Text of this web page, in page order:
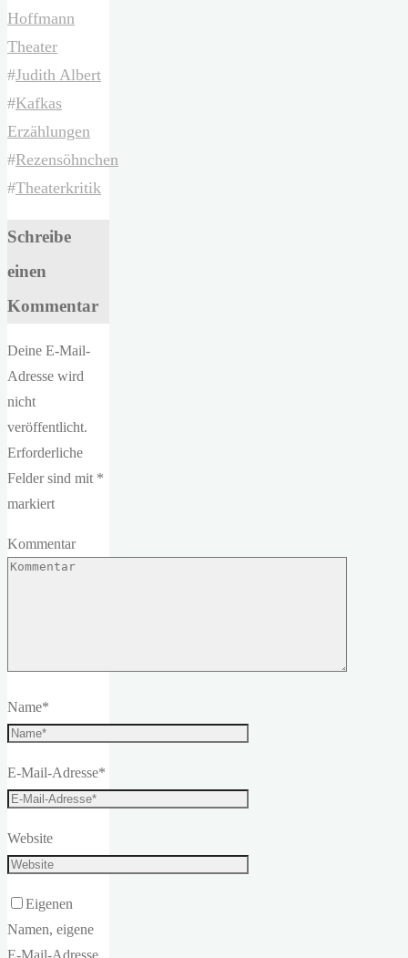
Hoffmann
Theater
#Judith Albert
#Kafkas
Erzählungen
#Rezensöhnchen
#Theaterkritik
Schreibe
einen
Kommentar
Deine E-Mail-
Adresse wird
nicht
veröffentlicht.
Erforderliche
Felder sind mit *
markiert
Kommentar
Name*
E-Mail-Adresse*
Website
Eigenen
Namen, eigene